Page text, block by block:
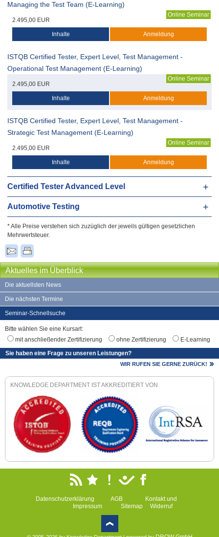
Managing the Test Team (E-Learning)
2.495,00 EUR
Inhalte Anmeldung
Online Seminar
ISTQB Certified Tester, Expert Level, Test Management -
Operational Test Management (E-Learning)
2.495,00 EUR
Inhalte Anmeldung
Online Seminar
ISTQB Certified Tester, Expert Level, Test Management -
Strategic Test Management (E-Learning)
2.495,00 EUR
Inhalte Anmeldung
Online Seminar
Certified Tester Advanced Level
Automotive Testing
* Alle Preise verstehen sich zuzüglich der jeweils gültigen gesetzlichen
Mehrwertsteuer.
Aktuelles im Überblick
Die aktuellsten News
Die nächsten Termine
Seminar-Schnellsuche
Bitte wählen Sie eine Kursart:
mit anschließender Zertifizierung
ohne Zertifizierung
E-Learning
Sie haben eine Frage zu unseren Leistungen?
WIR RUFEN SIE GERNE ZURÜCK!
KNOWLEDGE DEPARTMENT IST AKKREDITIERT VON
Datenschutzerklärung AGB Kontakt und
Impressum Sitemap